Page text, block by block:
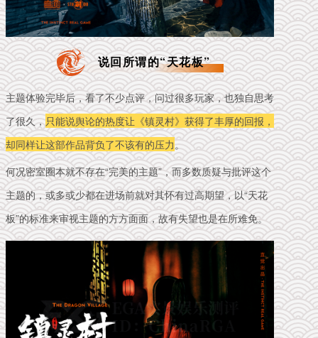
说回所谓的“天花板”
主题体验完毕后，看了不少点评，问过很多玩家，也独自思考
了很久，只能说舆论的热度让《镇灵村》获得了丰厚的回报，
却同样让这部作品背负了不该有的压力。
何况密室圈本就不存在“完美的主题”，而多数质疑与批评这个
主题的，或多或少都在进场前就对其怀有过高期望，以“天花
板”的标准来审视主题的方方面面，故有失望也是在所难免。